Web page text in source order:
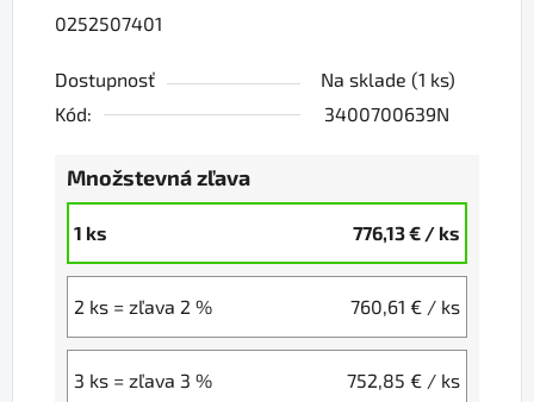
0252507401
Dostupnosť Na sklade (1 ks)
Kód:
3400700639N
Množstevná zľava
1 ks 776,13 € / ks
2 ks = zľava 2 % 760,61 € / ks
3 ks = zľava 3 % 752,85 € / ks